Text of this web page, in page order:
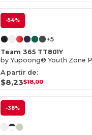
-54%
+5
Team 365 TT801Y
by Yupoong® Youth Zone
A partir de:
$8,23$18,00
-38%